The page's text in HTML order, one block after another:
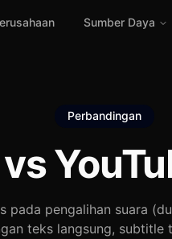
Sumber Daya
Perbandingan
pada pengalihan suara
teks langsung, subtitle